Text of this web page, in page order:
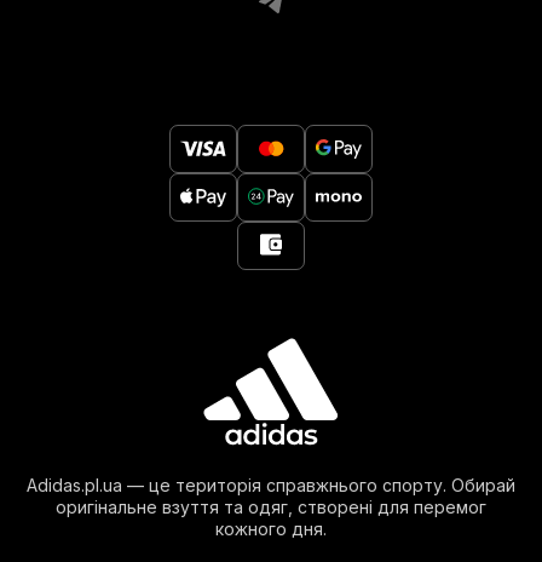
Adidas.pl.ua — це територія справжнього спорту. Обирай
оригінальне взуття та одяг, створені для перемог
кожного дня.